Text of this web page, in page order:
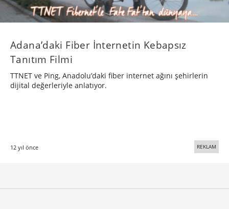
Adana’daki Fiber İnternetin Kebapsız
Tanıtım Filmi
TTNET ve Ping, Anadolu’daki fiber internet ağını şehirlerin
dijital değerleriyle anlatıyor.
12 yıl önce REKLAM